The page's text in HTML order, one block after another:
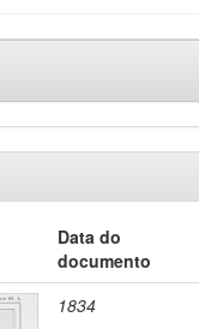
Data do
documento
1834